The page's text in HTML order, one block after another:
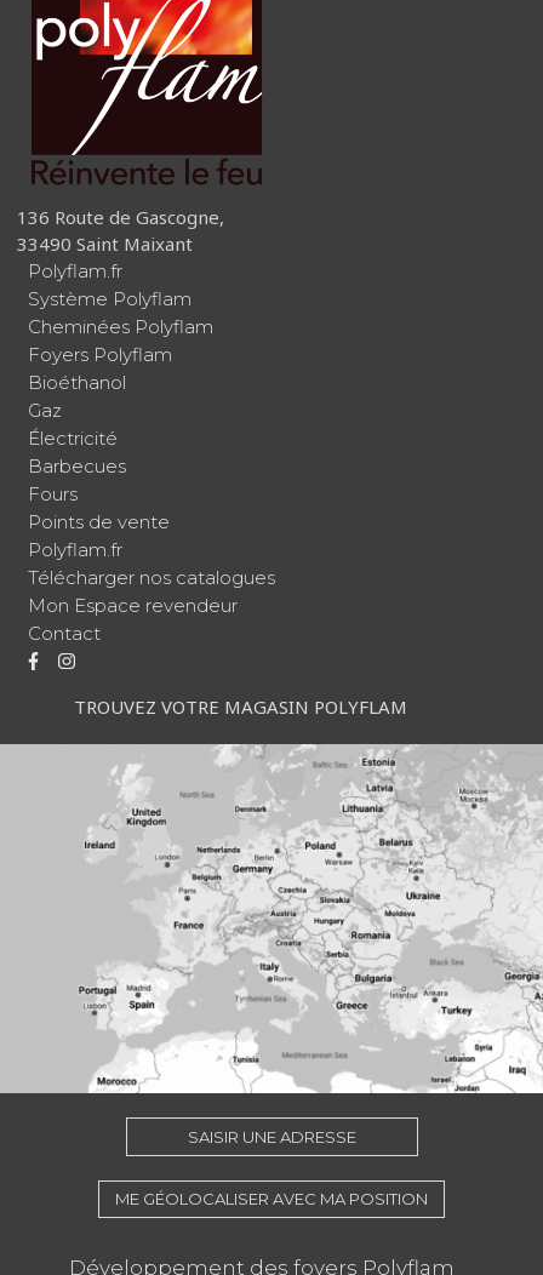
136 Route de Gascogne,
33490 Saint Maixant
Polyflam.fr
Système Polyflam
Cheminées Polyflam
Foyers Polyflam
Bioéthanol
Gaz
Électricité
Barbecues
Fours
Points de vente
Polyflam.fr
Télécharger nos catalogues
Mon Espace revendeur
Contact
TROUVEZ VOTRE MAGASIN POLYFLAM
SAISIR UNE ADRESSE
ME GÉOLOCALISER AVEC MA POSITION
Développement des foyers Polyflam